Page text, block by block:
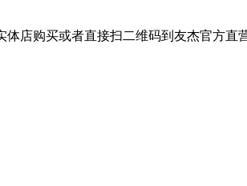
店购买或者直接扫二维码到友杰官方直